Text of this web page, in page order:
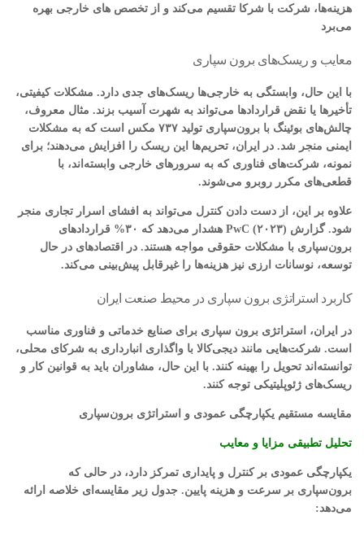
هزینه‌ها، شرکت با شرکا تقسیم می‌کند و از تخصص های خارجی بهره
می‌برد
معایب و ریسک‌های برون سپاری
با این حال، وابستگی به خارجی‌ها ریسک‌های جدی دارد. مشکلات کیفیتی،
تأخیرها یا نقض قراردادها می‌تواند به شهرت آسیب بزند. مثال معروف،
چالش‌های بوئینگ با برون‌سپاری تولید ۷۳۷ مکس است که به مشکلات
ایمنی منجر شد. در ایران، تحریم‌ها این ریسک را افزایش می‌دهند؛ برای
نمونه، شرکت‌های فناوری که به سرورهای خارجی وابسته‌اند، با
قطعی‌های مکرر روبرو می‌شوند.
علاوه بر این، از دست دادن کنترل می‌تواند به افشای اسرار تجاری منجر
شود. گزارش PwC (۲۰۲۳) هشدار می‌دهد که ۳۰% قراردادهای
برون‌سپاری با مشکلات حقوقی مواجه هستند. در اقتصادهای در حال
توسعه، نوسانات ارزی نیز هزینه‌ها را غیرقابل پیش‌بینی می‌کند.
کاربرد استراتژی برون سپاری در محیط صنعت ایران
در ایران، استراتژی برون سپاری برای صنایع خدماتی و فناوری مناسب
است. شرکت‌هایی مانند دیجی‌کالا با واگذاری انبارداری به شرکای محلی،
توانسته‌اند تحویل را بهینه کنند. با این حال، مشاوران باید به قوانین کار و
ریسک‌های ژئوپلیتیکی توجه کنند.
مقایسه مستقیم یکپارچگی عمودی و استراتژی برون‌سپاری
تحلیل تطبیقی مزایا و معایب
یکپارچگی عمودی بر کنترل و پایداری تمرکز دارد، در حالی که
برون‌سپاری بر سرعت و هزینه پایین. جدول زیر مقایسه‌ای خلاصه ارائه
می‌دهد: